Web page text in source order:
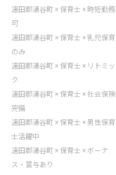
遠田郡涌谷町 × 保育士 × 時短勤務
可
遠田郡涌谷町 × 保育士 × 乳児保育
のみ
遠田郡涌谷町 × 保育士 × リトミッ
ク
遠田郡涌谷町 × 保育士 × 社会保険
完備
遠田郡涌谷町 × 保育士 × 男性保育
士活躍中
遠田郡涌谷町 × 保育士 × ボーナ
ス・賞与あり